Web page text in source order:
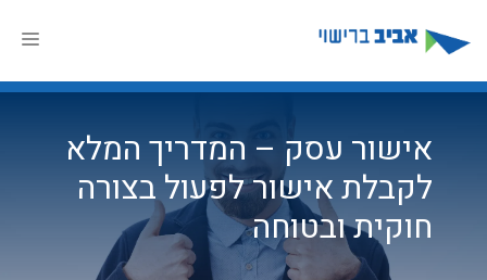
לתוכן
אישור עסק – המדריך המלא
לקבלת אישור לפעול בצורה
חוקית ובטוחה